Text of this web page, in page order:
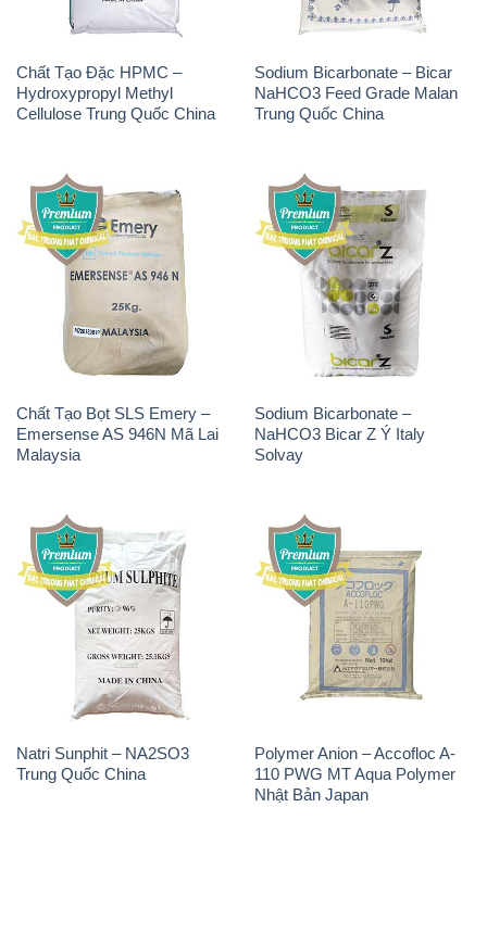
Chất Tạo Đặc HPMC –
Hydroxypropyl Methyl
Cellulose Trung Quốc China
Sodium Bicarbonate – Bicar
NaHCO3 Feed Grade Malan
Trung Quốc China
Chất Tạo Bọt SLS Emery –
Emersense AS 946N Mã Lai
Malaysia
Sodium Bicarbonate –
NaHCO3 Bicar Z Ý Italy
Solvay
Natri Sunphit – NA2SO3
Trung Quốc China
Polymer Anion – Accofloc A-
110 PWG MT Aqua Polymer
Nhật Bản Japan